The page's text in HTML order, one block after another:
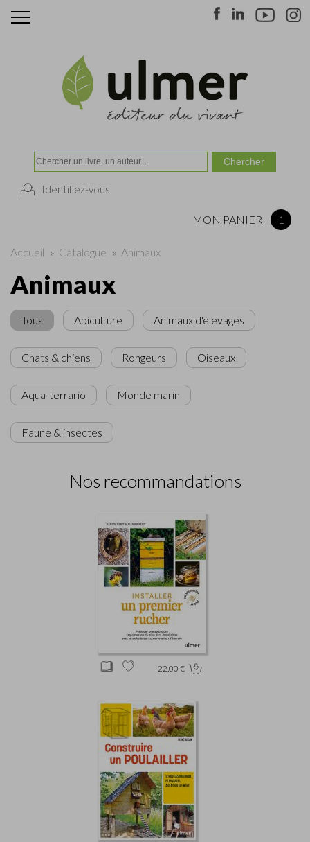
Identifiez-vous
MON PANIER 1
Accueil » Catalogue » Animaux
Animaux
Tous Apiculture Animaux d'élevages
Chats & chiens Rongeurs Oiseaux
Aqua-terrario Monde marin
Faune & insectes
Nos recommandations
22.00 €